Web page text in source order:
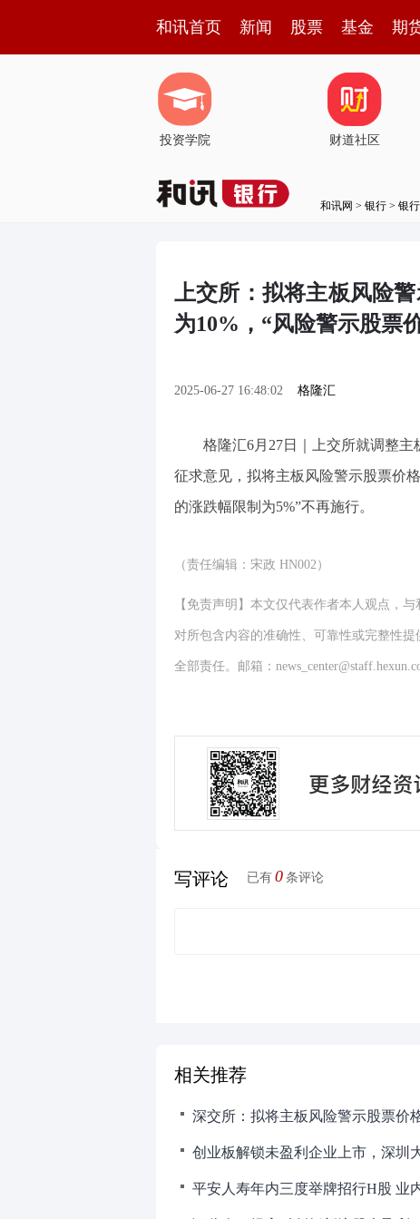
和讯首页 新闻 股票 基金 期
投资学院 财道社区
和讯网 > 银行 > 银
上交所：拟将主板风险
为10%，“风险警示股票
2025-06-27 16:48:02 格隆汇
格隆汇6月27日｜上交所就调整主
征求意见，拟将主板风险警示股票价
的涨跌幅限制为5%”不再施行。
（责任编辑：宋政 HN002）
【免责声明】本文仅代表作者本人观点，
对所包含内容的准确性、可靠性或完整性
全部责任。邮箱：
写评论 已有 0 条评论
相关推荐
创业板解锁未盈利企业上市，深圳